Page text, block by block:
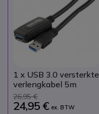
1 x USB 3.0 versterkte
verlengkabel 5m
26,95 €
24,95 € ex. BTW